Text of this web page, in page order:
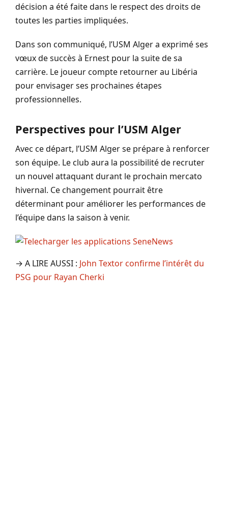
décision a été faite dans le respect des droits de
toutes les parties impliquées.
Dans son communiqué, l’USM Alger a exprimé ses
vœux de succès à Ernest pour la suite de sa
carrière. Le joueur compte retourner au Libéria
pour envisager ses prochaines étapes
professionnelles.
Perspectives pour l’USM Alger
Avec ce départ, l’USM Alger se prépare à renforcer
son équipe. Le club aura la possibilité de recruter
un nouvel attaquant durant le prochain mercato
hivernal. Ce changement pourrait être
déterminant pour améliorer les performances de
l’équipe dans la saison à venir.
→ A LIRE AUSSI : John Textor confirme l’intérêt du
PSG pour Rayan Cherki